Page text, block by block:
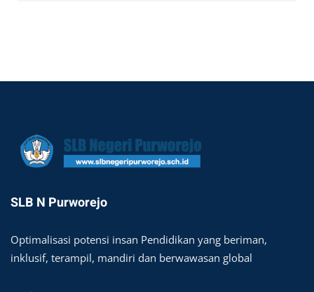
SLB N Purworejo
Optimalisasi potensi insan Pendidikan yang beriman,
inklusif, terampil, mandiri dan berwawasan global